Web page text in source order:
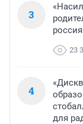
3
23
4
для